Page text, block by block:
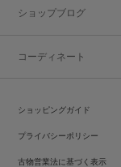
ショップブログ
コーディネート
ショッピングガイド
プライバシーポリシー
古物営業法に基づく表示